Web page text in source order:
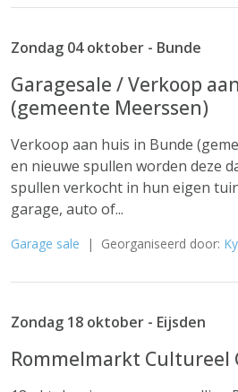
Zondag 04 oktober - Bunde
Garagesale / Verkoop
(gemeente Meerssen)
Verkoop aan huis in Bunde
en nieuwe spullen worden deze
spullen verkocht in hun eigen
garage, auto of...
Garage sale | Georganiseerd door:
Zondag 18 oktober - Eijsden
Rommelmarkt Cultureel